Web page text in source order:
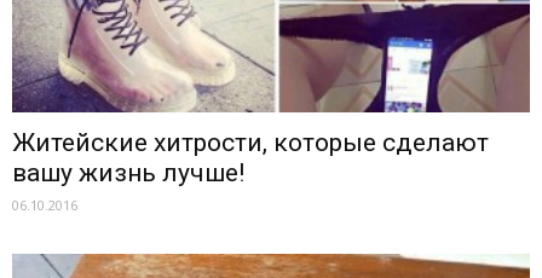
Житейские хитрости, которые сделают
вашу жизнь лучше!
06.10.2016